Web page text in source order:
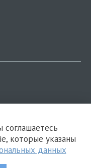
соглашаетесь
которые указаны
данных